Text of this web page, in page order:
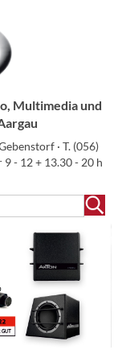
Multimedia und
· T. (056)
9 - 12 + 13.30 - 20 h